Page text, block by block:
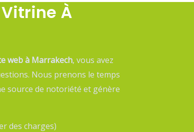
À
web à Marrakech, vous avez
Nous prenons le temps
source de notoriété et génère
des charges)